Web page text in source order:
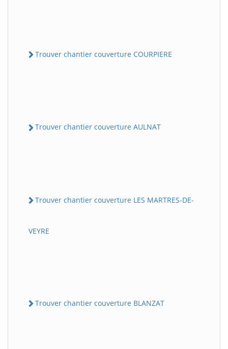
Trouver chantier couverture COURPIERE
Trouver chantier couverture AULNAT
Trouver chantier couverture LES MARTRES-DE-
VEYRE
Trouver chantier couverture BLANZAT